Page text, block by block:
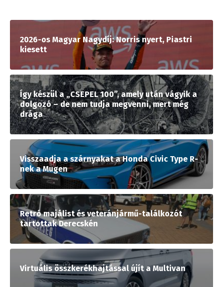
2026-os Magyar Nagydíj: Norris nyert, Piastri
kiesett
Így készül a „CSEPEL 100”, amely után vágyik a
dolgozó – de nem tudja megvenni, mert még
drága
Visszaadja a szárnyakat a Honda Civic Type R-
nek a Mugen
Retró majálist és veteránjármű-találkozót
tartottak Derecskén
Virtuális összkerékhajtással újít a Multivan